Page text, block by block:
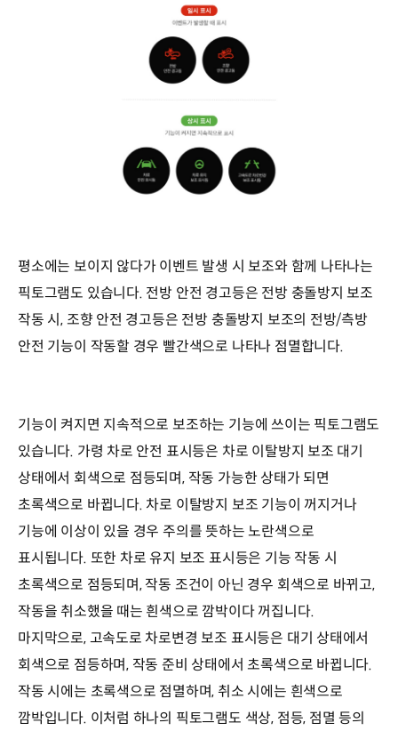
평소에는 보이지 않다가 이벤트 발생 시 보조와 함께 나타나는
픽토그램도 있습니다. 전방 안전 경고등은 전방 충돌방지 보조
작동 시, 조향 안전 경고등은 전방 충돌방지 보조의 전방/측방
안전 기능이 작동할 경우 빨간색으로 나타나 점멸합니다.
기능이 켜지면 지속적으로 보조하는 기능에 쓰이는 픽토그램도
있습니다. 가령 차로 안전 표시등은 차로 이탈방지 보조 대기
상태에서 회색으로 점등되며, 작동 가능한 상태가 되면
초록색으로 바뀝니다. 차로 이탈방지 보조 기능이 꺼지거나
기능에 이상이 있을 경우 주의를 뜻하는 노란색으로
표시됩니다. 또한 차로 유지 보조 표시등은 기능 작동 시
초록색으로 점등되며, 작동 조건이 아닌 경우 회색으로 바뀌고,
작동을 취소했을 때는 흰색으로 깜박이다 꺼집니다.
마지막으로, 고속도로 차로변경 보조 표시등은 대기 상태에서
회색으로 점등하며, 작동 준비 상태에서 초록색으로 바뀝니다.
작동 시에는 초록색으로 점멸하며, 취소 시에는 흰색으로
깜박입니다. 이처럼 하나의 픽토그램도 색상, 점등, 점멸 등의